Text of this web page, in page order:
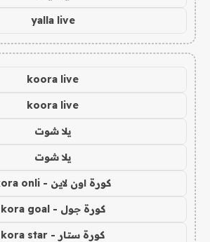
yalla live
koora live
koora live
يلا شوت
يلا شوت
كورة اون لاين - kora onli
كورة جول - kora goal
كورة ستار - kora star